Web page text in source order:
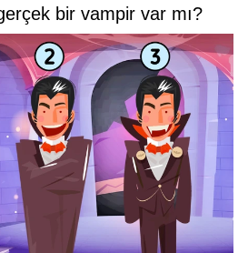
bir vampir var mı?